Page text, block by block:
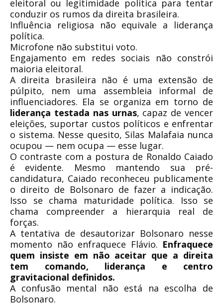
eleitoral ou legitimidade política para tentar
conduzir os rumos da direita brasileira.
Influência religiosa não equivale a liderança
política.
Microfone não substitui voto.
Engajamento em redes sociais não constrói
maioria eleitoral.
A direita brasileira não é uma extensão de
púlpito, nem uma assembleia informal de
influenciadores. Ela se organiza em torno de
liderança testada nas urnas, capaz de vencer
eleições, suportar custos políticos e enfrentar
o sistema. Nesse quesito, Silas Malafaia nunca
ocupou — nem ocupa — esse lugar.
O contraste com a postura de Ronaldo Caiado
é evidente. Mesmo mantendo sua pré-
candidatura, Caiado reconheceu publicamente
o direito de Bolsonaro de fazer a indicação.
Isso se chama maturidade política. Isso se
chama compreender a hierarquia real de
forças.
A tentativa de desautorizar Bolsonaro nesse
momento não enfraquece Flávio. Enfraquece
quem insiste em não aceitar que a direita
tem comando, liderança e centro
gravitacional definidos.
A confusão mental não está na escolha de
Bolsonaro.